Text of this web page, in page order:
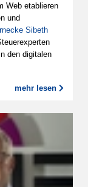
Web etablieren
und
Sibeth
den digitalen
mehr lesen